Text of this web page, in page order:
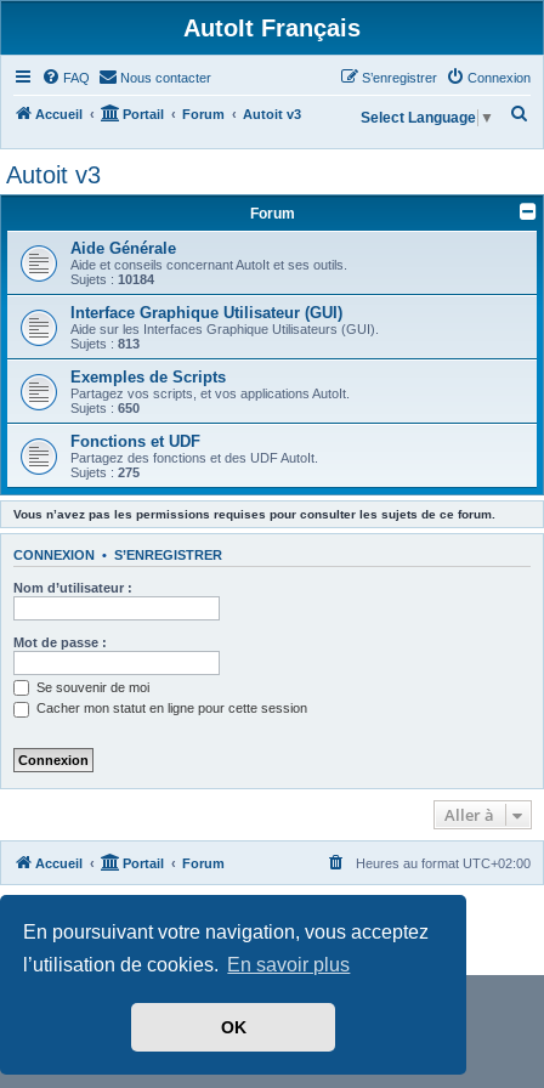
En poursuivant votre navigation, vous acceptez
l’utilisation de cookies. En savoir plus
OK
AutoIt Français
FAQ Nous contacter Connexion
S’enregistrer
Accueil Portail Forum Autoit v3
h
e
Select Language ▼
Autoit v3
Forum
Aide Générale
Aide et conseils concernant AutoIt et ses outils.
Sujets : 10184
Interface Graphique Utilisateur (GUI)
Aide sur les Interfaces Graphique Utilisateurs (GUI).
Sujets : 813
Exemples de Scripts
Partagez vos scripts, et vos applications AutoIt.
Sujets : 650
Fonctions et UDF
Partagez des fonctions et des UDF AutoIt.
Sujets : 275
Vous n’avez pas les permissions requises pour consulter les sujets de ce forum.
CONNEXION • S’ENREGISTRER
Nom d’utilisateur :
Mot de passe :
Se souvenir de moi
Cacher mon statut en ligne pour cette session
Aller à
Accueil Portail Forum Heures au format UTC+02:00
Traduit parphpBB-fr.com